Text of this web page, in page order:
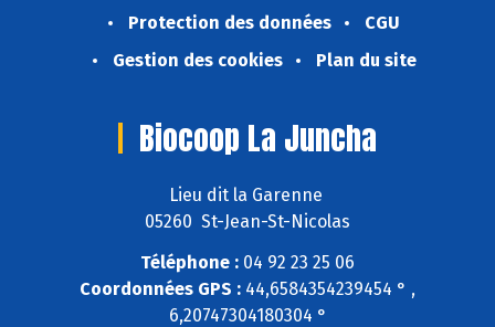
Protection des données
CGU
Gestion des cookies
Plan du site
Biocoop La Juncha
Lieu dit la Garenne
05260 St-Jean-St-Nicolas
Téléphone : 04 92 23 25 06
Coordonnées GPS : 44,6584354239454 ° ,
6,20747304180304 °